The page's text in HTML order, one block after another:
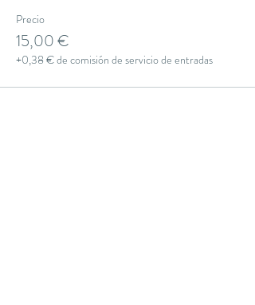
Precio
15,00 €
+0,38 € de comisión de servicio de entradas